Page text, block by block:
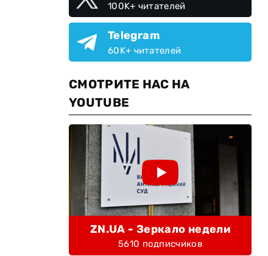
100K+ читателей
Telegram
60K+ читателей
СМОТРИТЕ НАС НА
YOUTUBE
ZN.UA - Зеркало недели
5610 подписчиков